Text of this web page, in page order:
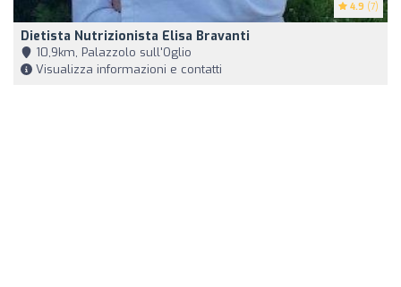
4.9 (7)
Dietista Nutrizionista Elisa Bravanti
10,9km, Palazzolo sull'Oglio
Visualizza informazioni e contatti